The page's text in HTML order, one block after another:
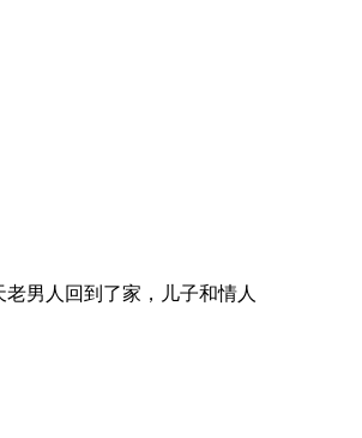
男人回到了家，儿子和情人